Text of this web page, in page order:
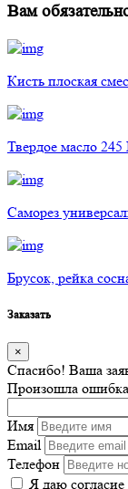
Вам
Кисть плоская
Твердое масло 245
Саморез
Брусок, рейка
Заказать
×
Спасибо! Ваша
Произошла
Имя
Email
Телефон
Я даю согласие